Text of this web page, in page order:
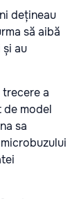
dețineau
să aibă
au
trecere a
model
sa